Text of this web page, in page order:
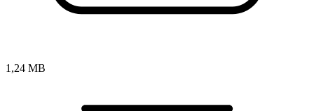
1,24 MB